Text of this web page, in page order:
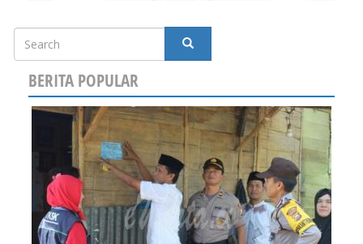
Search
SEARCH
BERITA POPULAR